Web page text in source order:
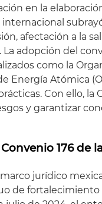
en la
afectación a la
adopción del
como la
Energía Atómica
Con ello, la
y garantizar
176 de
jurídico
de fortalecimiento